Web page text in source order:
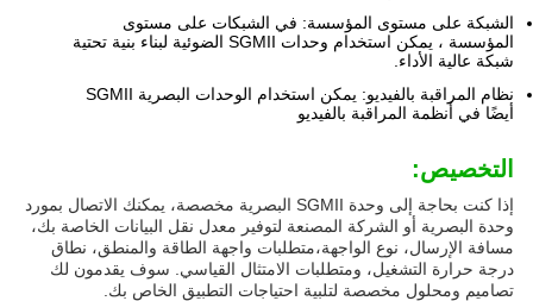
الشبكة على مستوى المؤسسة: في الشبكات على مستوى
المؤسسة ، يمكن استخدام وحدات SGMII الضوئية لبناء بنية تحتية
شبكة عالية الأداء.
نظام المراقبة بالفيديو: يمكن استخدام الوحدات البصرية SGMII
أيضًا في أنظمة المراقبة بالفيديو
التخصيص:
إذا كنت بحاجة إلى وحدة SGMII البصرية مخصصة، يمكنك الاتصال بمورد
وحدة البصرية أو الشركة المصنعة لتوفير معدل نقل البيانات الخاصة بك،
مسافة الإرسال، نوع الواجهة،متطلبات واجهة الطاقة والمنطق، نطاق
درجة حرارة التشغيل، ومتطلبات الامتثال القياسي. سوف يقدمون لك
تصاميم ومحلول مخصصة لتلبية احتياجات التطبيق الخاص بك.